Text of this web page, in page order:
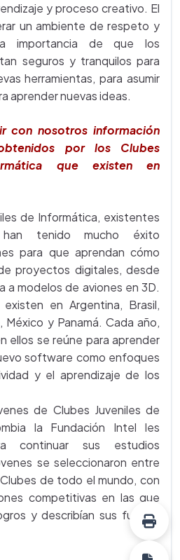
y proceso creativo. El
un ambiente de respeto y
importancia de que los
seguros y tranquilos para
herramientas, para asumir
aprender nuevas ideas.
con nosotros información
por los Clubes
que existen en
de Informática, existentes
han tenido mucho éxito
para que aprendan cómo
proyectos digitales, desde
modelos de aviones en 3D.
en Argentina, Brasil,
México y Panamá. Cada año,
ellos se reúne para aprender
software como enfoques
y el aprendizaje de los
de Clubes Juveniles de
la Fundación Intel les
continuar sus estudios
se seleccionaron entre
de todo el mundo, con
competitivas en las que
y describían sus futuras